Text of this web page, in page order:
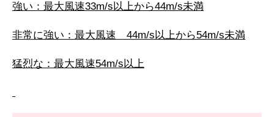
強い：最大風速33m/s以上から44m/s未満
非常に強い：最大風速 44m/s以上から54m/s未満
猛烈な：最大風速54m/s以上